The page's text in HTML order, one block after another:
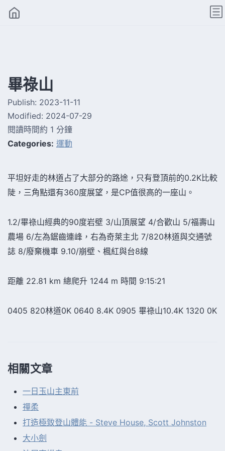
畢祿山
Publish: 2023-11-11
Modified: 2024-07-29
閱讀時間約 1 分鐘
Categories: 運動
平坦好走的林道占了大部分的路途，只有登頂前的0.2K比較
陡，三角點還有360度展望，是CP值很高的一座山。
1.2/畢祿山經典的90度岩壁 3/山頂展望 4/合歡山 5/福壽山
農場 6/左為鋸齒連峰，右為奇萊主北 7/820林道與交通號
誌 8/廢棄機車 9.10/崩壁、楓紅與台8線
距離 22.81 km 總爬升 1244 m 時間 9:15:21
0405 820林道0K 0640 8.4K 0905 畢祿山10.4K 1320 0K
相關文章
一日玉山主東前
禪柔
打造極致登山體能 - Steve House, Scott Johnston
大小劍